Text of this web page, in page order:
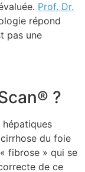
Prof. Dr.
répond
pas une
?
hépatiques
du foie
fibrose » qui se
de ce